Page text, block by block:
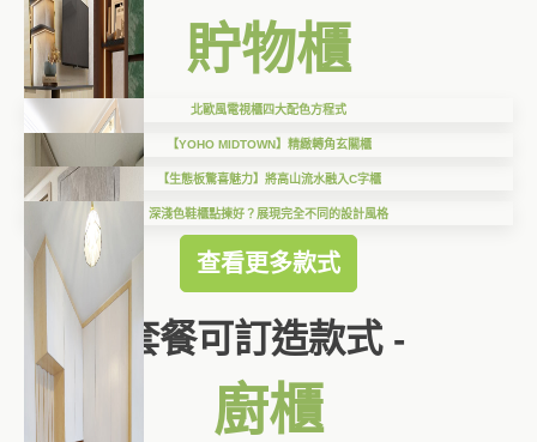
貯物櫃
北歐風電視櫃四大配色方程式
【YOHO MIDTOWN】精緻轉角玄關櫃
【生態板驚喜魅力】將高山流水融入C字櫃
深淺色鞋櫃點揀好？展現完全不同的設計風格
查看更多款式
套餐可訂造款式 -
廚櫃